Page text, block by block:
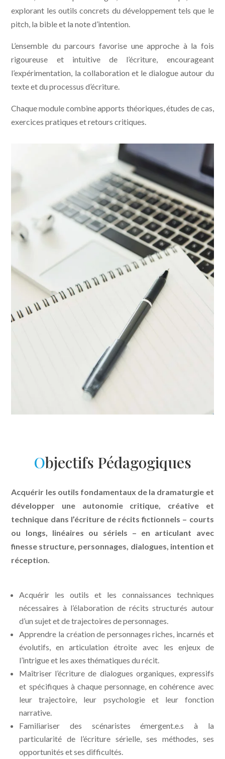
explorant les outils concrets du développement tels que le
pitch, la bible et la note d’intention.
L’ensemble du parcours favorise une approche à la fois
rigoureuse et intuitive de l’écriture, encourageant
l’expérimentation, la collaboration et le dialogue autour du
texte et du processus d’écriture.
Chaque module combine apports théoriques, études de cas,
exercices pratiques et retours critiques.
Objectifs Pédagogiques
Acquérir les outils fondamentaux de la dramaturgie et
développer une autonomie critique, créative et
technique dans l’écriture de récits fictionnels – courts
ou longs, linéaires ou sériels – en articulant avec
finesse structure, personnages, dialogues, intention et
réception.
Acquérir les outils et les connaissances techniques
nécessaires à l’élaboration de récits structurés autour
d’un sujet et de trajectoires de personnages.
Apprendre la création de personnages riches, incarnés et
évolutifs, en articulation étroite avec les enjeux de
l’intrigue et les axes thématiques du récit.
Maîtriser l’écriture de dialogues organiques, expressifs
et spécifiques à chaque personnage, en cohérence avec
leur trajectoire, leur psychologie et leur fonction
narrative.
Familiariser des scénaristes émergent.e.s à la
particularité de l’écriture sérielle, ses méthodes, ses
opportunités et ses difficultés.